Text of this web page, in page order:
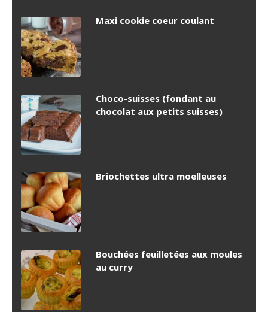
Maxi cookie coeur coulant
Choco-suisses (fondant au
chocolat aux petits suisses)
Briochettes ultra moelleuses
Bouchées feuilletées aux moules
au curry